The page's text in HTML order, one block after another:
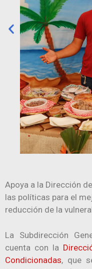
Apoya a la Dirección
las políticas para el
reducción de la
​La Subdirección
cuenta con la
Condicionadas​, que